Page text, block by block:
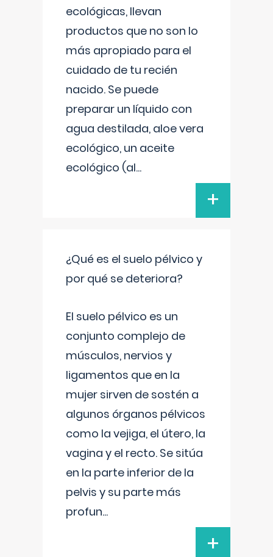
ecológicas, llevan
productos que no son lo
más apropiado para el
cuidado de tu recién
nacido. Se puede
preparar un líquido con
agua destilada, aloe vera
ecológico, un aceite
ecológico (al...
+
¿Qué es el suelo pélvico y
por qué se deteriora?
El suelo pélvico es un
conjunto complejo de
músculos, nervios y
ligamentos que en la
mujer sirven de sostén a
algunos órganos pélvicos
como la vejiga, el útero, la
vagina y el recto. Se sitúa
en la parte inferior de la
pelvis y su parte más
profun...
+